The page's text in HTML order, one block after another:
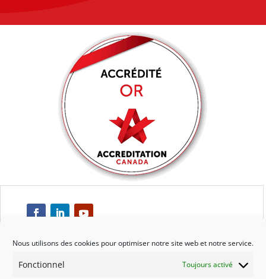
Nous utilisons des cookies pour optimiser notre site web et notre service.
Fonctionnel Toujours activé
Respect